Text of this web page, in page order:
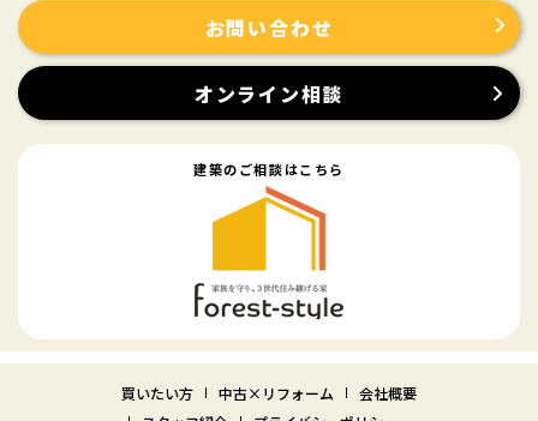
お問い合わせ
オンライン相談
建築のご相談はこちら
買いたい方 中古×リフォーム
会社概要